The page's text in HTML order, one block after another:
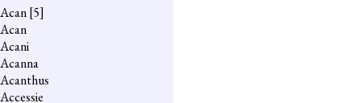
Acan[5]
Acan
Acani
Acanna
Acanthus
Accessie